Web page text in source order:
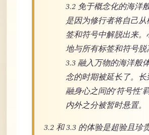
3.2 免于概念化的海洋
是因为修行者将自己
签和符号中解脱出来
地与所有标签和符号脱
3.3 融入万物的海洋般
念的时期被延长了。
融身心之间的‘符号性’
内外之分被暂时悬置。
3.2 和 3.3 的体验是超验且珍